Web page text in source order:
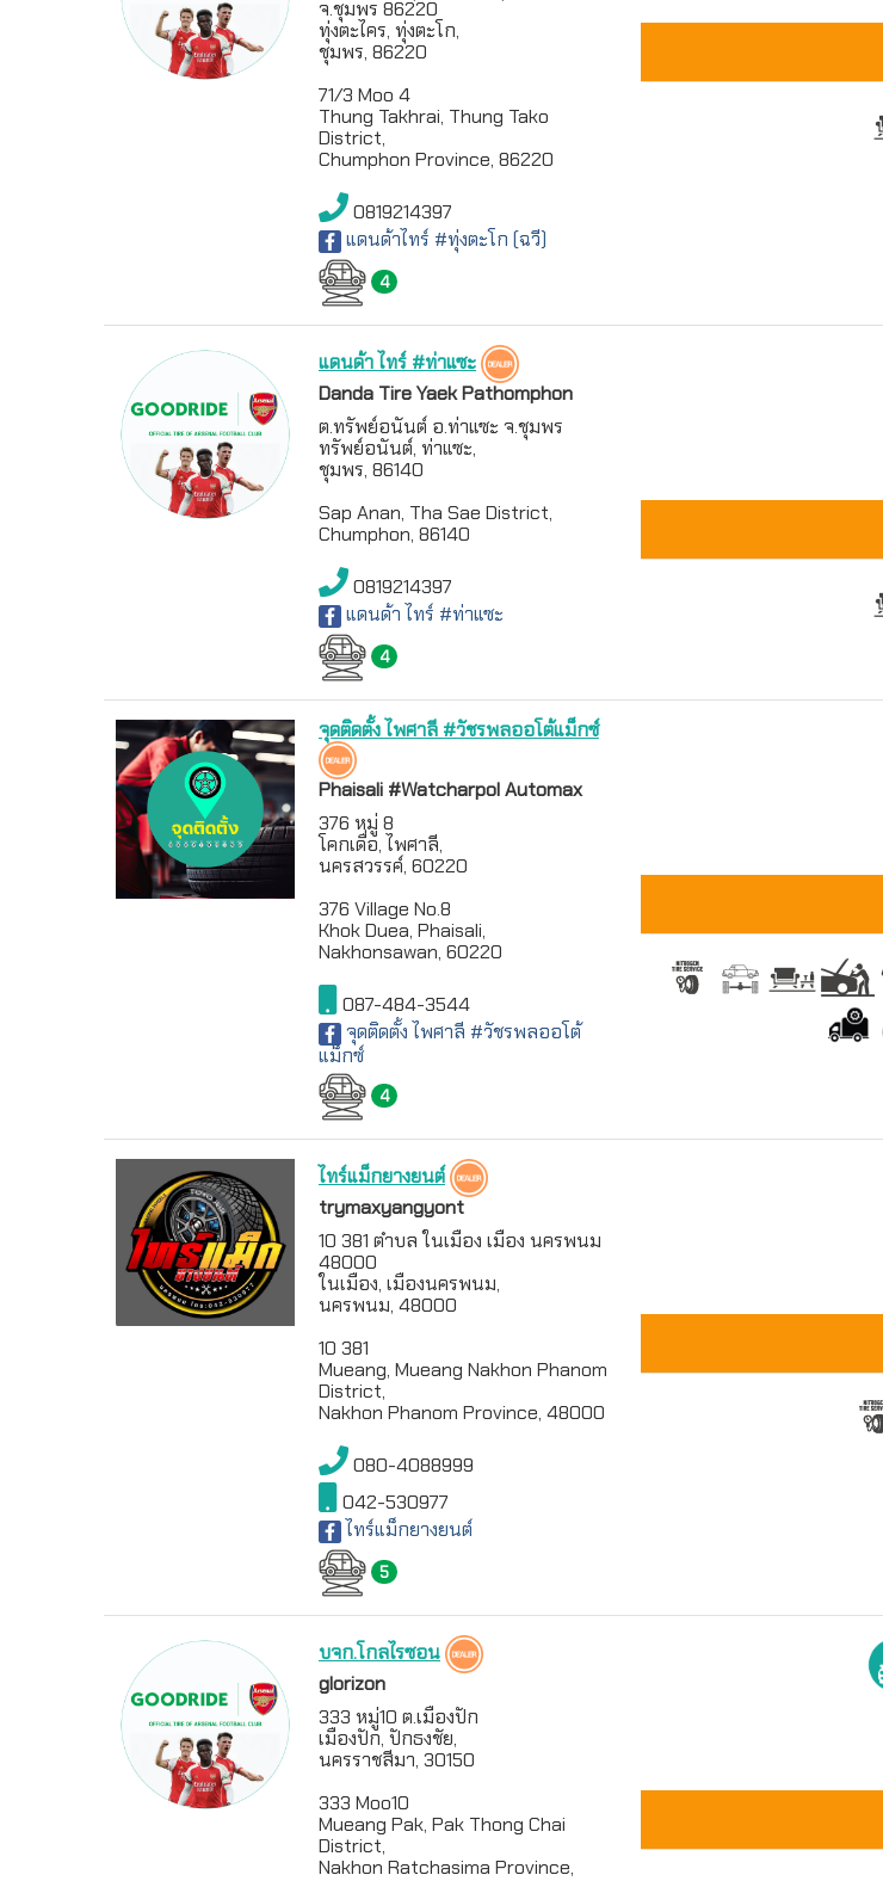
จ.ชุมพร 86220
ทุ่งตะไคร, ทุ่งตะโก,
ชุมพร, 86220
71/3 Moo 4
Thung Takhrai, Thung Tako
District,
Chumphon Province, 86220
0819214397
แดนด้าไทร์ #ทุ่งตะโก (ฉวี)
4
แดนด้า ไทร์ #ท่าแซะ
Danda Tire Yaek Pathomphon
ต.ทรัพย์อนันต์ อ.ท่าแซะ จ.ชุมพร
ทรัพย์อนันต์, ท่าแซะ,
ชุมพร, 86140
Sap Anan, Tha Sae District,
Chumphon, 86140
0819214397
แดนด้า ไทร์ #ท่าแซะ
4
จุดติดตั้ง ไพศาลี #วัชรพลออโต้แม็กซ์
Phaisali #Watcharpol Automax
376 หมู่ 8
โคกเดื่อ, ไพศาลี,
นครสวรรค์, 60220
376 Village No.8
Khok Duea, Phaisali,
Nakhonsawan, 60220
087-484-3544
จุดติดตั้ง ไพศาลี #วัชรพลออโต้
แม็กซ์
4
ไทร์แม็กยางยนต์
trymaxyangyont
10 381 ตำบล ในเมือง เมือง นครพนม
48000
ในเมือง, เมืองนครพนม,
นครพนม, 48000
10 381
Mueang, Mueang Nakhon Phanom
District,
Nakhon Phanom Province, 48000
080-4088999
042-530977
ไทร์แม็กยางยนต์
5
บจก.โกลไรซอน
glorizon
333 หมู่10 ต.เมืองปัก
เมืองปัก, ปักธงชัย,
นครราชสีมา, 30150
333 Moo10
Mueang Pak, Pak Thong Chai
District,
Nakhon Ratchasima Province,